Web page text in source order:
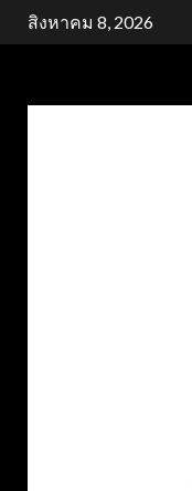
Skipสิงหาคม 8, 2026